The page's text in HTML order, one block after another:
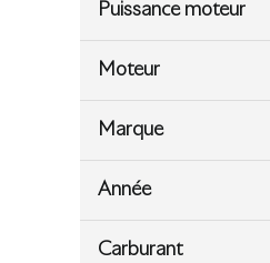
Puissance moteur
Moteur
Marque
Année
Carburant